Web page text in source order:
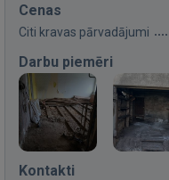
Cenas
Citi kravas pārvadājumi
Darbu piemēri
Kontakti